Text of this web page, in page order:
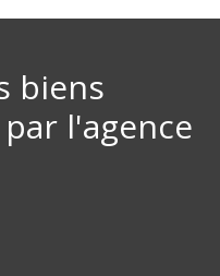
biens
l'agence